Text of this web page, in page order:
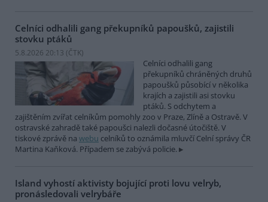
Celníci odhalili gang překupníků papoušků, zajistili
stovku ptáků
5.8.2026 20:13 (ČTK)
Celníci odhalili gang
překupníků chráněných druhů
papoušků působící v několika
krajích a zajistili asi stovku
ptáků. S odchytem a
zajištěním zvířat celníkům pomohly zoo v Praze, Zlíně a Ostravě. V
ostravské zahradě také papoušci nalezli dočasné útočiště. V
tiskové zprávě na webu celníků to oznámila mluvčí Celní správy ČR
Martina Kaňková. Případem se zabývá policie.
Island vyhostí aktivisty bojující proti lovu velryb,
pronásledovali velrybáře